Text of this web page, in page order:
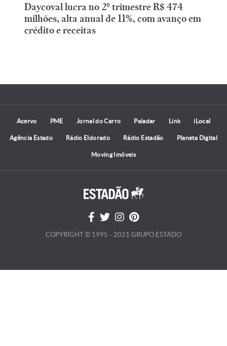
Daycoval lucra no 2º trimestre R$ 474
milhões, alta anual de 11%, com avanço em
crédito e receitas
Acervo PME Jornal do Carro Paladar Link iLocal
Agência Estado Rádio Eldorado Rádio Estadão Planeta Digital
Moving Imóveis
COPYRIGHT © 1995 - 2021 GRUPO ESTADO